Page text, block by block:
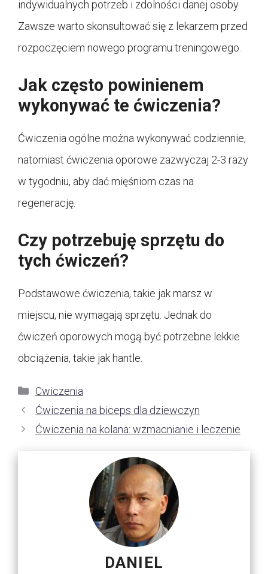
indywidualnych potrzeb i zdolności danej osoby.
Zawsze warto skonsultować się z lekarzem przed
rozpoczęciem nowego programu treningowego.
Jak często powinienem
wykonywać te ćwiczenia?
Ćwiczenia ogólne można wykonywać codziennie,
natomiast ćwiczenia oporowe zazwyczaj 2-3 razy
w tygodniu, aby dać mięśniom czas na
regenerację.
Czy potrzebuję sprzętu do
tych ćwiczeń?
Podstawowe ćwiczenia, takie jak marsz w
miejscu, nie wymagają sprzętu. Jednak do
ćwiczeń oporowych mogą być potrzebne lekkie
obciążenia, takie jak hantle.
Kategorie
Cwiczenia
Ćwiczenia na biceps dla dziewczyn
Ćwiczenia na kolana: wzmacnianie i leczenie
DANIEL